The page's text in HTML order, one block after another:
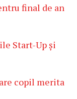
final de an
Start-Up și
copil merita